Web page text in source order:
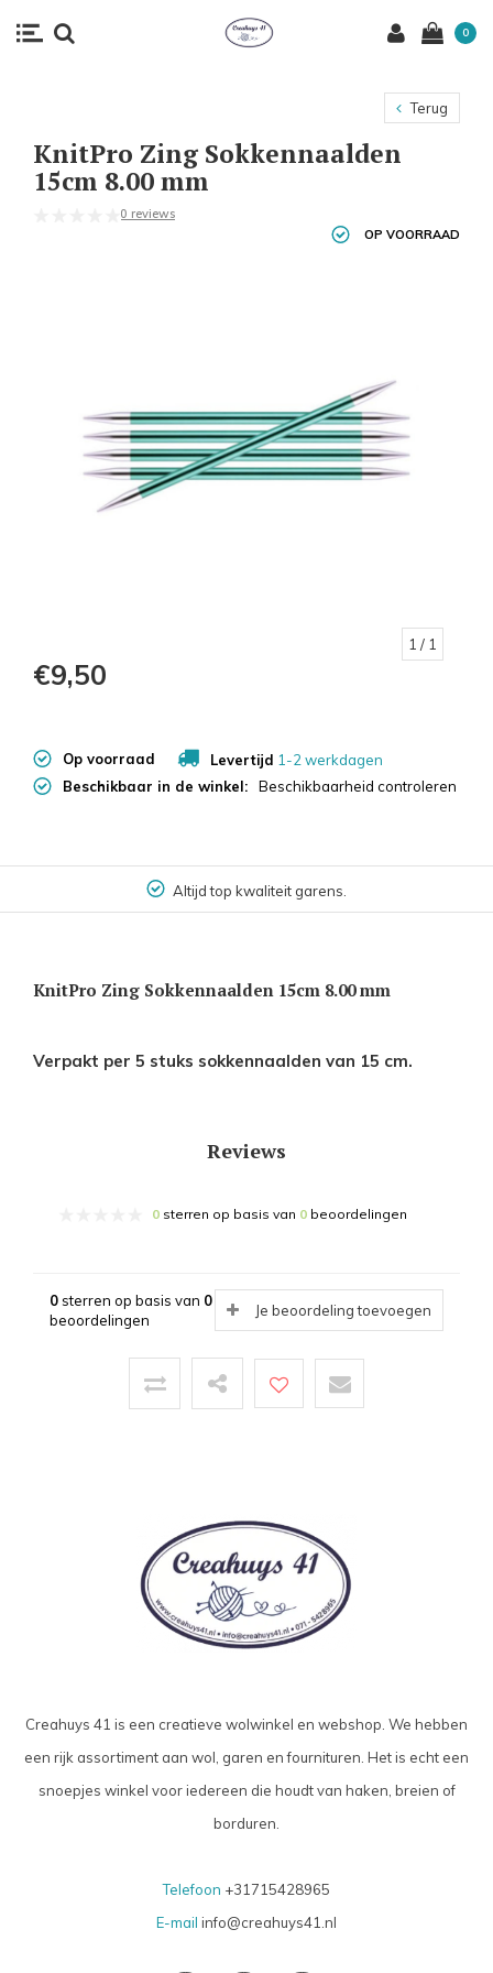
0
Terug
KnitPro Zing Sokkennaalden
15cm 8.00 mm
0 reviews
OP VOORRAAD
1 / 1
€9,50
Op voorraad Levertijd 1-2 werkdagen
Beschikbaar in de winkel:
Beschikbaarheid controleren
Altijd top kwaliteit garens.
KnitPro Zing Sokkennaalden 15cm 8.00 mm
Verpakt per 5 stuks sokkennaalden van 15 cm.
Reviews
0 sterren op basis van 0 beoordelingen
0sterren op basis van 0
beoordelingen
Je beoordeling toevoegen
Creahuys 41 is een creatieve wolwinkel en webshop. We hebben
een rijk assortiment aan wol, garen en fournituren. Het is echt een
snoepjes winkel voor iedereen die houdt van haken, breien of
borduren.
Telefoon +31715428965
E-mail info@creahuys41.nl